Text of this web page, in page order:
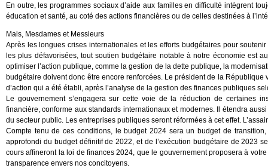
En outre, les programmes sociaux d’aide aux familles en difficulté intègrent
éducation et santé, au coté des actions financières ou de celles destinées à
Mais, Mesdames et Messieurs
Après les longues crises internationales et les efforts budgétaires pour
les plus défavorisées, tout soutien budgétaire notable à notre économie est
optimiser l’action publique, comme la gestion de la dette publique, la
budgétaire doivent donc être encore renforcées. Le président de la
d’action qui a été établi, après l’analyse de la gestion des finances publiques
Le gouvernement s’engagera sur cette voie de la réduction de certaines
financière, conforme aux standards internationaux et modernes. Il étendra
du secteur public. Les entreprises publiques seront réformées à cet effet.
Compte tenu de ces conditions, le budget 2024 sera un budget de
approfondi du budget définitif de 2022, et de l’exécution budgétaire de 2023
cours affineront la loi de finances 2024, que le gouvernement proposera à
transparence envers nos concitoyens.